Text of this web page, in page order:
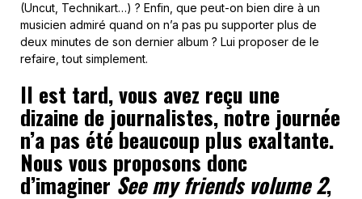
(Uncut, Technikart…) ? Enfin, que peut-on bien dire à un
musicien admiré quand on n’a pas pu supporter plus de
deux minutes de son dernier album ? Lui proposer de le
refaire, tout simplement.
Il est tard, vous avez reçu une
dizaine de journalistes, notre journée
n’a pas été beaucoup plus exaltante.
Nous vous proposons donc
d’imaginerSee my friends volume 2,